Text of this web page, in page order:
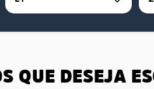
QUE DESEJA